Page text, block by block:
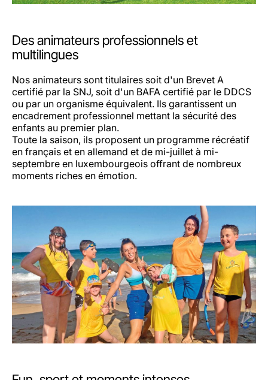
Des animateurs professionnels et
multilingues
Nos animateurs sont titulaires soit d'un Brevet A
certifié par la SNJ, soit d'un BAFA certifié par le DDCS
ou par un organisme équivalent. Ils garantissent un
encadrement professionnel mettant la sécurité des
enfants au premier plan.
Toute la saison, ils proposent un programme récréatif
en français et en allemand et de mi-juillet à mi-
septembre en luxembourgeois offrant de nombreux
moments riches en émotion.